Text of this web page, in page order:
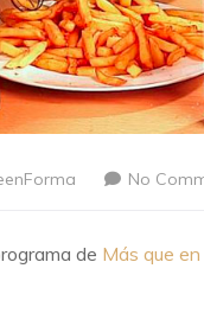
No
de Más que